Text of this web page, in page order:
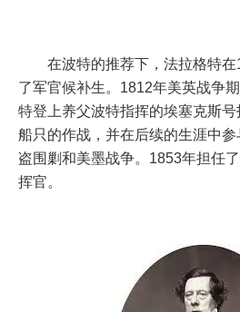
在波特的推荐下，法拉格特
了军官候补生。1812年美英战争
特登上养父波特指挥的埃塞克斯号
船只的作战，并在后续的生涯中
盗围剿和美墨战争。1853年担任
挥官。